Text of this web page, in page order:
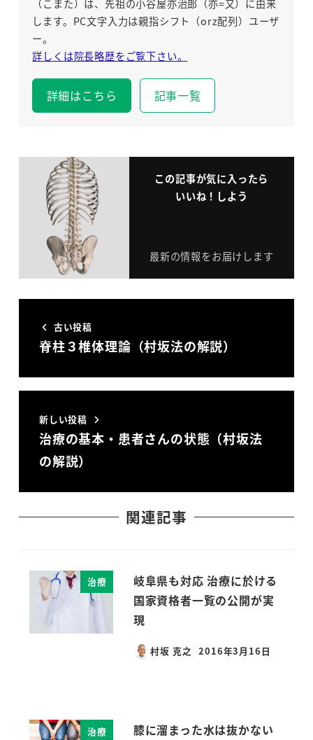
（こまた）は、先祖の小谷屋亦治郎（亦=又）に由来
します。PC文字入力は親指シフト（orz配列）ユーザ
ー。
詳しくは院長略歴をご覧下さい。
詳細はこちら 記事一覧
この記事が気に入ったら
いいね！しよう
最新の情報をお届けします
古い投稿
脊柱３椎体理論（村坂法の解説）
新しい投稿
治療の基本・患者さんの状態（村坂法
の解説）
関連記事
治療
岐阜県も対応 治療に於ける
国家資格者一覧の公開が実
現
村坂 克之
投稿日
2016年3月16日
治療
膝に溜まった水は抜かない